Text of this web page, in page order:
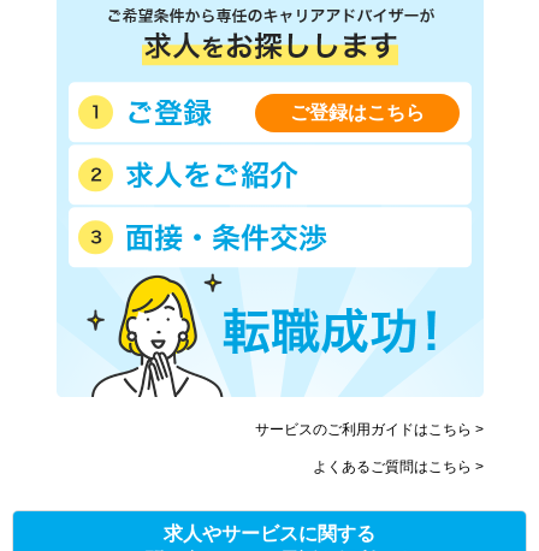
ご登録はこちら
サービスのご利用ガイドはこちら >
よくあるご質問はこちら >
求人やサービスに関する